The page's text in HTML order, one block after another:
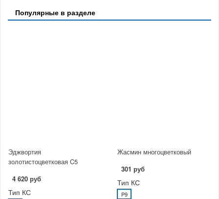
Популярные в разделе
Эджвортия
золотистоцветковая C5
4 620 руб
Тип КС
Жасмин многоцветковый
301 руб
Тип КС
P9